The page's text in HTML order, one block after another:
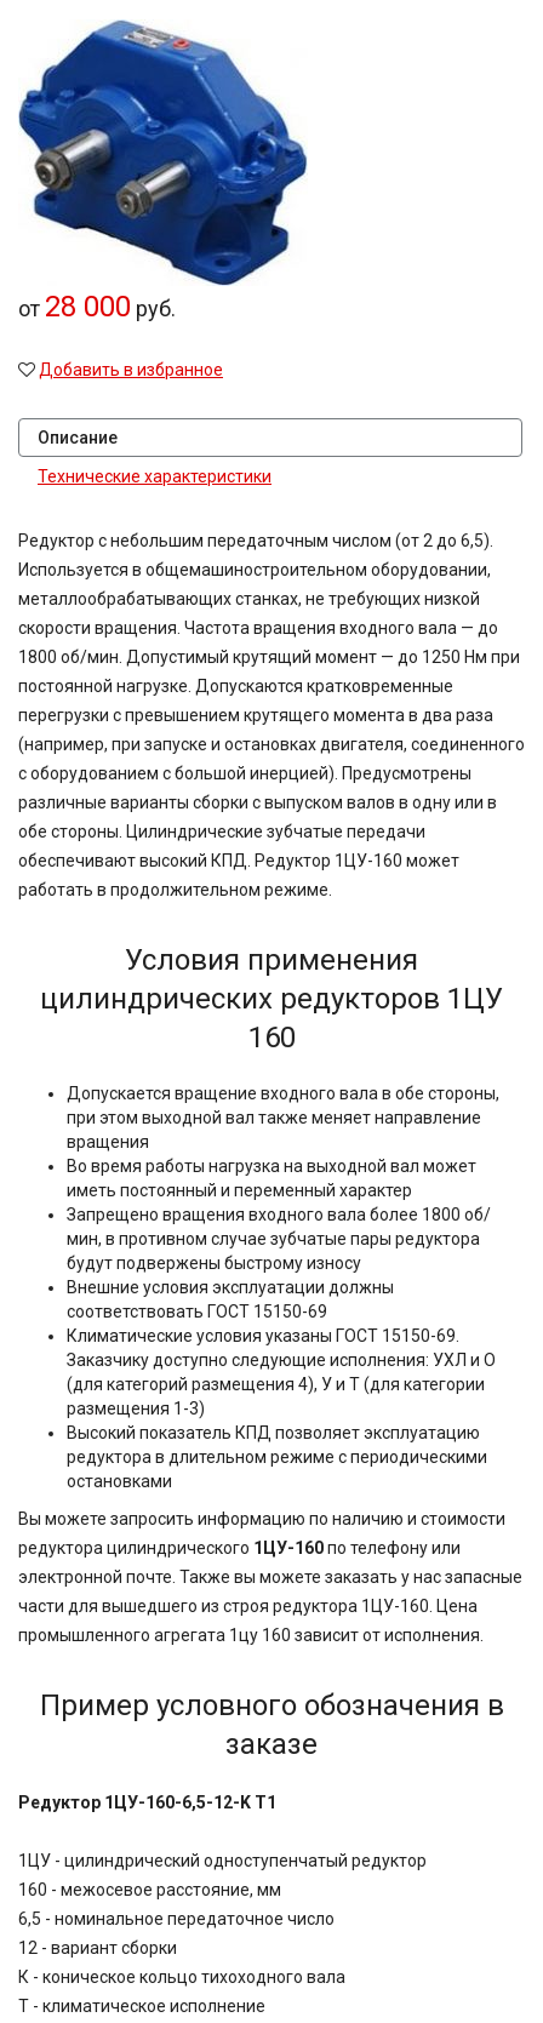
от 28 000 руб.
Добавить в избранное
Описание
Технические характеристики
Редуктор с небольшим передаточным числом (от 2 до 6,5).
Используется в общемашиностроительном оборудовании,
металлообрабатывающих станках, не требующих низкой
скорости вращения. Частота вращения входного вала — до
1800 об/мин. Допустимый крутящий момент — до 1250 Нм при
постоянной нагрузке. Допускаются кратковременные
перегрузки с превышением крутящего момента в два раза
(например, при запуске и остановках двигателя, соединенного
с оборудованием с большой инерцией). Предусмотрены
различные варианты сборки с выпуском валов в одну или в
обе стороны. Цилиндрические зубчатые передачи
обеспечивают высокий КПД. Редуктор 1ЦУ-160 может
работать в продолжительном режиме.
Условия применения
цилиндрических редукторов 1ЦУ
160
Допускается вращение входного вала в обе стороны,
при этом выходной вал также меняет направление
вращения
Во время работы нагрузка на выходной вал может
иметь постоянный и переменный характер
Запрещено вращения входного вала более 1800 об/
мин, в противном случае зубчатые пары редуктора
будут подвержены быстрому износу
Внешние условия эксплуатации должны
соответствовать ГОСТ 15150-69
Климатические условия указаны ГОСТ 15150-69.
Заказчику доступно следующие исполнения: УХЛ и О
(для категорий размещения 4), У и Т (для категории
размещения 1-3)
Высокий показатель КПД позволяет эксплуатацию
редуктора в длительном режиме с периодическими
остановками
Вы можете запросить информацию по наличию и стоимости
редуктора цилиндрического 1ЦУ-160по телефону или
электронной почте. Также вы можете заказать у нас запасные
части для вышедшего из строя редуктора 1ЦУ-160. Цена
промышленного агрегата 1цу 160 зависит от исполнения.
Пример условного обозначения в
заказе
Редуктор 1ЦУ-160-6,5-12-K Т1
1ЦУ - цилиндрический одноступенчатый редуктор
160 - межосевое расстояние, мм
6,5 - номинальное передаточное число
12 - вариант сборки
К - коническое кольцо тихоходного вала
Т - климатическое исполнение